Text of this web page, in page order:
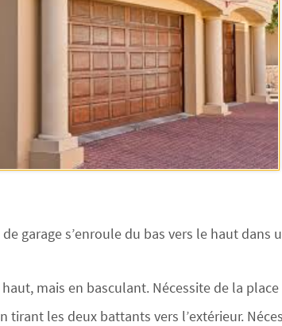
garage s’enroule du bas vers le haut dans
mais en basculant. Nécessite de la
les deux battants vers l’extérieur.